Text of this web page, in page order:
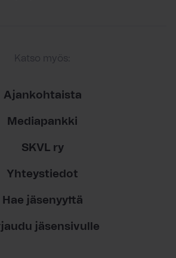
Katso myös:
Ajankohtaista
Mediapankki
SKVL ry
Yhteystiedot
Hae jäsenyyttä
jäsensivulle